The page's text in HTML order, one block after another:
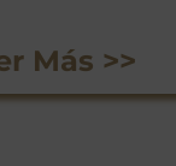
Más >>